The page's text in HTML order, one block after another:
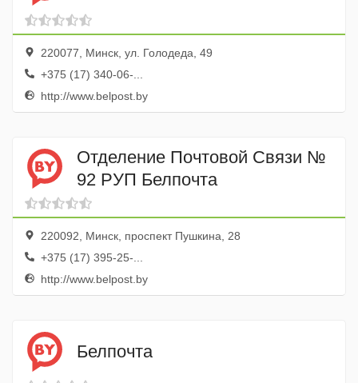
220077, Минск, ул. Голодеда, 49
+375 (17) 340-06-...
http://www.belpost.by
Отделение Почтовой Связи №
92 РУП Белпочта
220092, Минск, проспект Пушкина, 28
+375 (17) 395-25-...
http://www.belpost.by
Белпочта